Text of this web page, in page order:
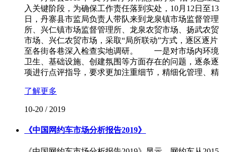
入关键阶段，为确保工作责任落到实处，10月12日至13
日，丹寨县市监局负责人带队来到龙泉镇市场监督管理
所、兴仁镇市场监督管理所、龙泉农贸市场、扬武农贸
市场、兴仁农贸市场，采取“局所联动”方式，逐区逐片
至各街各巷深入检查实地调研。 一是对市场内环境
卫生、基础设施、创建氛围等方面存在的问题，逐条逐
项进行点评指导，要求更加注重细节，精细化管理、精
了解更多
10-20 / 2019
《中国网约车市场分析报告2019》